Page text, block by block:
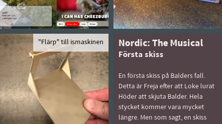
"Flärp" till ismaskinen Nordic: The Musical
Första skiss
En första skiss på Balders fall.
Detta är Freja efter att Loke lurat
Höder att skjuta Balder. Hela
stycket kommer vara mycket
längre. Men som sagt, en skiss